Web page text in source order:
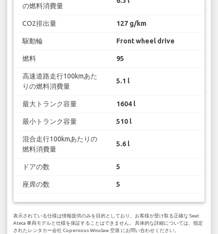
の燃料消費量
CO2排出量 127 g/km
駆動輪 Front wheel drive
燃料 95
高速道路走行100kmあた
りの燃料消費量
5.1 l
最大トランク容量 1604 l
最小トランク容量 510 l
混合走行100kmあたりの
燃料消費量
5.6 l
ドアの数 5
座席の数 5
表示されている仕様は情報提供のみを目的としており、お客様が受け取る正確な Seat
Ateca 車両モデルと仕様を保証することはできません。 具体的な詳細については、指定
されたレンタカー会社 Copernicus Wroclaw 空港 にお問い合わせください。